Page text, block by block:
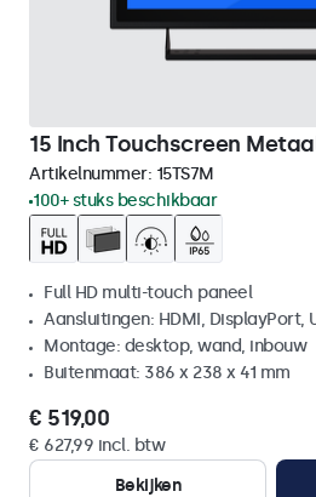
15 Inch Touchscreen
Artikelnummer: 15TS7M
100+ stuks beschikbaar
Full HD multi-touch paneel
Aansluitingen: HDMI, DisplayPort,
Montage: desktop, wand, inbouw
Buitenmaat: 386 x 238 x 41 mm
€ 519,00
€ 627,99 incl. btw
Bekijken